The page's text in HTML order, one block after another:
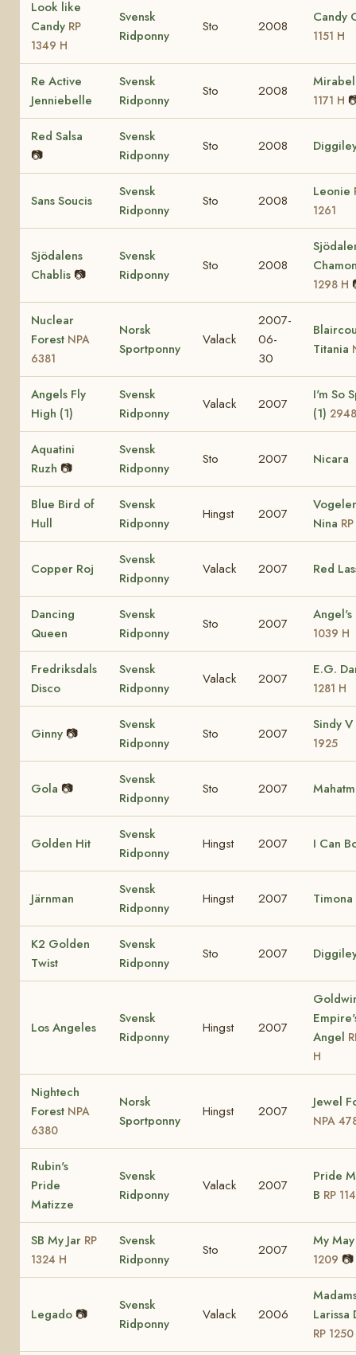
Look like
Candy RP
1349 H
Svensk
Ridponny
Sto 2008
Candy
1151 H
Re Active
Jenniebelle
Svensk
Ridponny
Sto 2008
1171 H
Red Salsa
📷
Svensk
Ridponny
Sto 2008
Sans Soucis
Svensk
Ridponny
Sto 2008
Leonie
1261
Sjödalens
Chablis 📷
Svensk
Ridponny
Sto 2008
1298 H
Nuclear
Forest NPA
6381
Norsk
Sportponny
Valack
2007-
06-
30
Titania
Angels Fly
High (1)
Svensk
Ridponny
Valack 2007
I'm So
(1)
Aquatini
Ruzh 📷
Svensk
Ridponny
Sto 2007 Nicara
Blue Bird of
Hull
Svensk
Ridponny
Hingst 2007
Nina
Copper Roj
Svensk
Ridponny
Valack 2007 Red
Dancing
Queen
Svensk
Ridponny
Sto 2007
1039 H
Fredriksdals
Disco
Svensk
Ridponny
Valack 2007
E.G.
1281 H
Ginny 📷
Svensk
Ridponny
Sto 2007
Sindy V
1925
Gola 📷
Svensk
Ridponny
Sto 2007
Golden Hit
Svensk
Ridponny
Hingst 2007 I Can
Järnman
Svensk
Ridponny
Hingst 2007 Timona
K2 Golden
Twist
Svensk
Ridponny
Sto 2007
Los Angeles
Svensk
Ridponny
Hingst 2007
Angel
H
Nightech
Forest NPA
6380
Norsk
Sportponny
Hingst 2007
Jewel
NPA
Rubin's
Pride
Matizze
Svensk
Ridponny
Valack 2007
Pride
B RP
SB My Jar RP
1324 H
Svensk
Ridponny
Sto 2007
My
1209 📷
Legado 📷
Svensk
Ridponny
Valack 2006
Larissa
RP